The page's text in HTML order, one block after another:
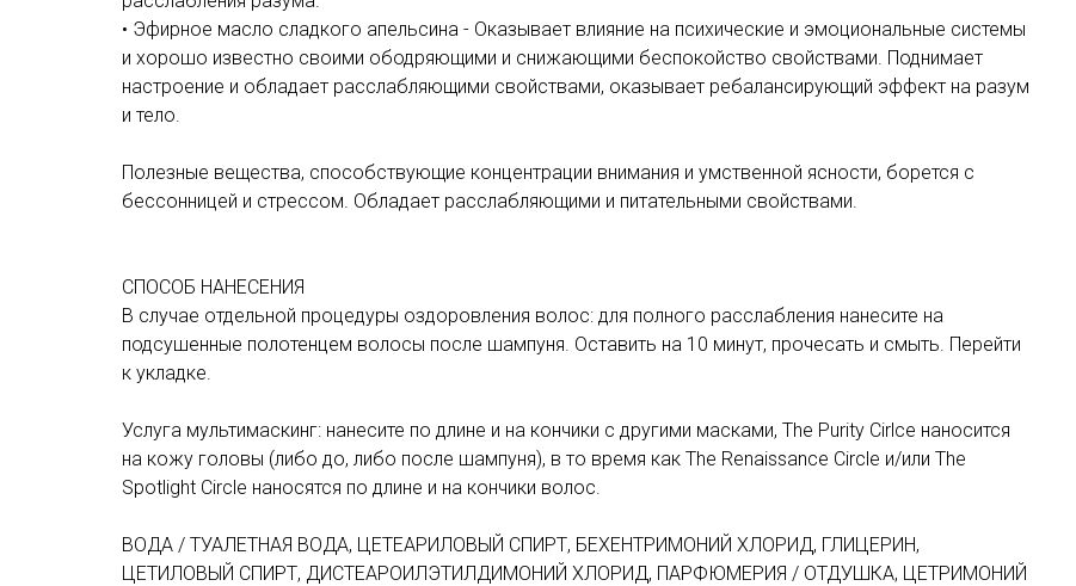
• Эфирное масло сладкого апельсина - Оказывает влияние на психические и эмоциональные системы
и хорошо известно своими ободряющими и снижающими беспокойство свойствами. Поднимает
настроение и обладает расслабляющими свойствами, оказывает ребалансирующий эффект на разум
и тело.
Полезные вещества, способствующие концентрации внимания и умственной ясности, борется с
бессонницей и стрессом. Обладает расслабляющими и питательными свойствами.
СПОСОБ НАНЕСЕНИЯ
В случае отдельной процедуры оздоровления волос: для полного расслабления нанесите на
подсушенные полотенцем волосы после шампуня. Оставить на 10 минут, прочесать и смыть. Перейти
к укладке.
Услуга мультимаскинг: нанесите по длине и на кончики с другими масками, The Purity Cirlce наносится
на кожу головы (либо до, либо после шампуня), в то время как The Renaissance Circle и/или The
Spotlight Circle наносятся по длине и на кончики волос.
ВОДА / ТУАЛЕТНАЯ ВОДА, ЦЕТЕАРИЛОВЫЙ СПИРТ, БЕХЕНТРИМОНИЙ ХЛОРИД, ГЛИЦЕРИН,
ЦЕТИЛОВЫЙ СПИРТ, ДИСТЕАРОИЛЭТИЛДИМОНИЙ ХЛОРИД, ПАРФЮМЕРИЯ / ОТДУШКА, ЦЕТРИМОНИЙ